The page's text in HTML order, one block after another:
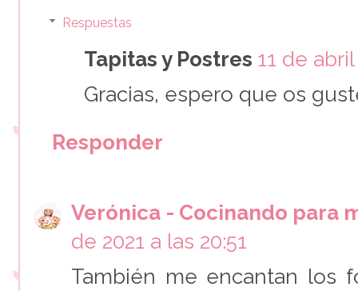
Respuestas
Tapitas y Postres 11 de
Gracias, espero que os
Responder
Verónica - Cocinando para
de 2021 a las 20:51
También me encantan los